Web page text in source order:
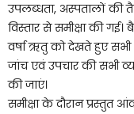
उपलब्धता, अस्पतालों की
विस्तार से समीक्षा की
वर्षा ऋतु को देखते हुए सभी
जांच एवं उपचार की सभी
की जाएं।
समीक्षा के दौरान प्रस्तुत